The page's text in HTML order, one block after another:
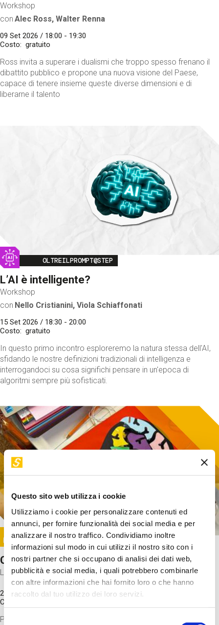
Questo sito web utilizza i cookie
Utilizziamo i cookie per personalizzare contenuti ed
annunci, per fornire funzionalità dei social media e per
analizzare il nostro traffico. Condividiamo inoltre
informazioni sul modo in cui utilizzi il nostro sito con i
nostri partner che si occupano di analisi dei dati web,
pubblicità e social media, i quali potrebbero combinarle
con altre informazioni che hai fornito loro o che hanno
raccolto dal tuo utilizzo dei loro servizi.
Selezione
Workshop
con Alec Ross, Walter Renna
09 Set 2026 / 18:00 - 19:30
Costo
gratuito
Ross invita a superare i dualismi che troppo spesso frenano il
dibattito pubblico e propone una nuova visione del Paese,
capace di tenere insieme queste diverse dimensioni e di
liberarne il talento
Image
OLTREILPROMPT@STEP
L’AI è intelligente?
Workshop
con Nello Cristianini, Viola Schiaffonati
15 Set 2026 / 18:30 - 20:00
Costo
gratuito
In questo primo incontro esploreremo la natura stessa dell'AI,
sfidando le nostre definizioni tradizionali di intelligenza e
interrogandoci su cosa significhi pensare in un'epoca di
algoritmi sempre più sofisticati.
Image
SUNDAY@STEP
Come funziona il cervello?
Laboratorio
20 Set 2026 / 11:15 - 13:00
Costo
Proveremo a costruire un cervello in cartoncino cercando di